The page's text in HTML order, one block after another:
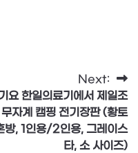
Next:
요 한일의료기에서 제일조
자계 캠핑 전기장판 (황토
방, 1인용/2인용, 그레이스
타, 소 사이즈)